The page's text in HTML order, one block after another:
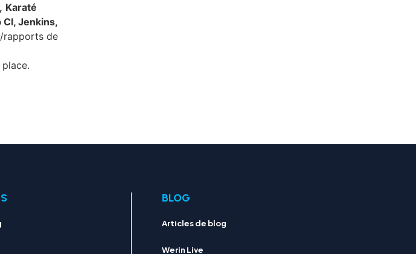
Karaté
CI, Jenkins,
rapports de
BLOG
Articles de blog
Werin Live